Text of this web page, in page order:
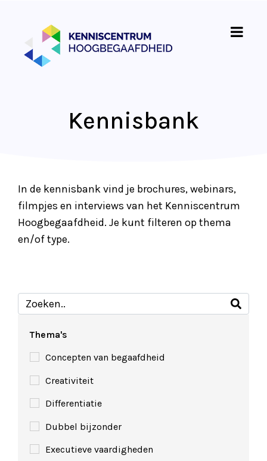
Kennisbank
In de kennisbank vind je brochures, webinars,
filmpjes en interviews van het Kenniscentrum
Hoogbegaafdheid. Je kunt filteren op thema
en/of type.
Thema's
Concepten van begaafdheid
Creativiteit
Differentiatie
Dubbel bijzonder
Executieve vaardigheden